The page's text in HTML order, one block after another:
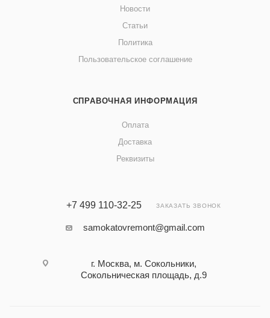
Новости
Статьи
Политика
Пользовательское соглашение
СПРАВОЧНАЯ ИНФОРМАЦИЯ
Оплата
Доставка
Реквизиты
+7 499 110-32-25 ЗАКАЗАТЬ ЗВОНОК
samokatovremont@gmail.com
г. Москва, м. Сокольники,
Сокольническая площадь, д.9